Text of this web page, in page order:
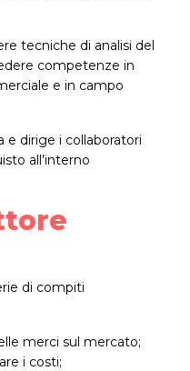
tecniche di analisi del
competenze in
e in campo
e dirige i collaboratori
all’interno
di compiti
merci sul mercato;
i costi;